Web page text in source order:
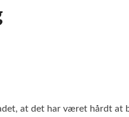
at det har været hårdt at